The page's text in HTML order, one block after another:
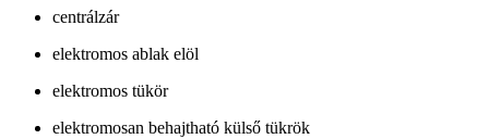
centrálzár
elektromos ablak elöl
elektromos tükör
elektromosan behajtható külső tükrök